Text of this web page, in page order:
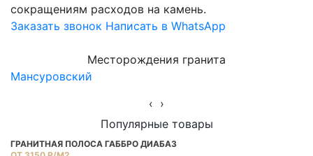
сокращениям расходов на камень.
Заказать звонок Написать в WhatsApp
Месторождения гранита
Мансуровский
‹ ›
Популярные товары
ГРАНИТНАЯ ПОЛОСА ГАББРО ДИАБАЗ